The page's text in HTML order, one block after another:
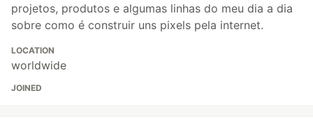
projetos, produtos e algumas linhas do meu dia a dia
sobre como é construir uns pixels pela internet.
LOCATION
worldwide
JOINED